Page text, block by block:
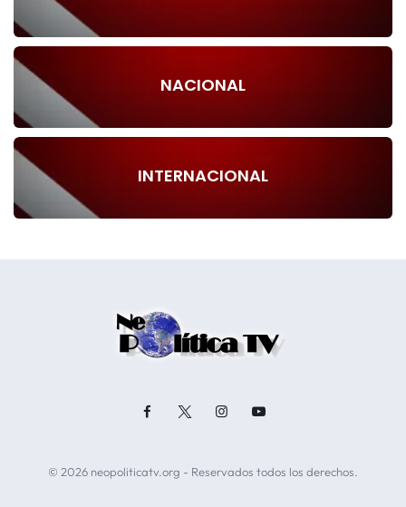
NACIONAL
INTERNACIONAL
© 2026 neopoliticatv.org - Reservados todos los derechos.